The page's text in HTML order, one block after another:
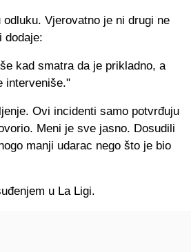
Vjerovatno je ni drugi ne
dodaje:
kad smatra da je prikladno, a
interveniše."
Ovi incidenti samo potvrđuju
Meni je sve jasno. Dosudili
manji udarac nego što je bio
u La Ligi.